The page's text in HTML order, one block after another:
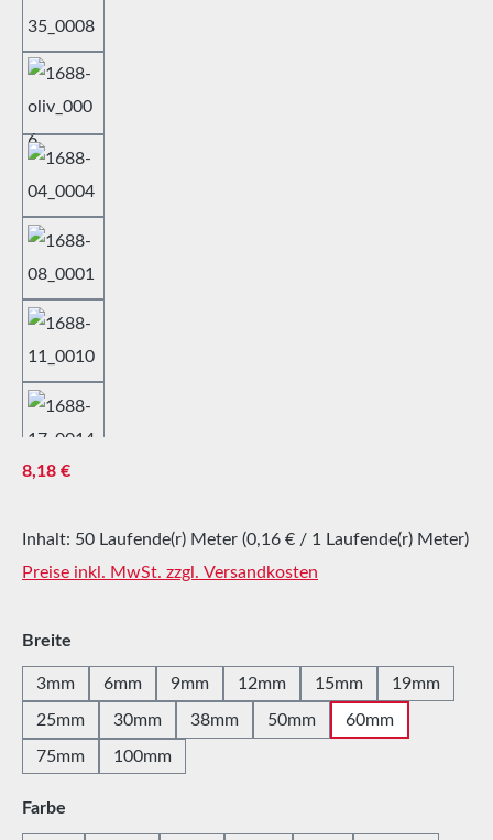
Regulärer Preis:
8,18 €
Inhalt: 50 Laufende(r) Meter (0,16 € / 1 Laufende(r) Meter)
Preise inkl. MwSt. zzgl. Versandkosten
Breite
3mm 6mm 9mm 12mm 15mm 19mm
25mm 30mm 38mm 50mm 60mm
75mm 100mm
Farbe